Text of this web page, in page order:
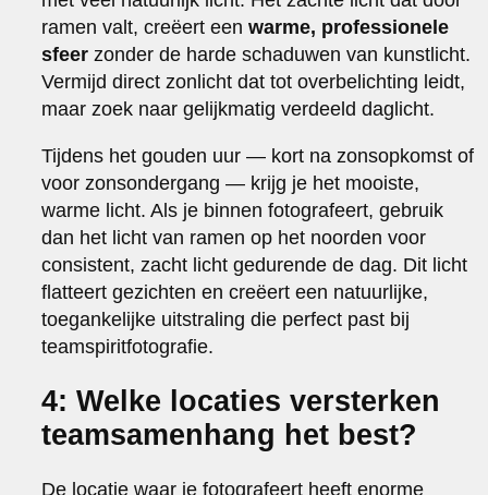
ramen valt, creëert eenwarme, professionele
sfeer zonder de harde schaduwen van kunstlicht.
Vermijd direct zonlicht dat tot overbelichting leidt,
maar zoek naar gelijkmatig verdeeld daglicht.
Tijdens het gouden uur — kort na zonsopkomst of
voor zonsondergang — krijg je het mooiste,
warme licht. Als je binnen fotografeert, gebruik
dan het licht van ramen op het noorden voor
consistent, zacht licht gedurende de dag. Dit licht
flatteert gezichten en creëert een natuurlijke,
toegankelijke uitstraling die perfect past bij
teamspiritfotografie.
4: Welke locaties versterken
teamsamenhang het best?
De locatie waar je fotografeert heeft enorme